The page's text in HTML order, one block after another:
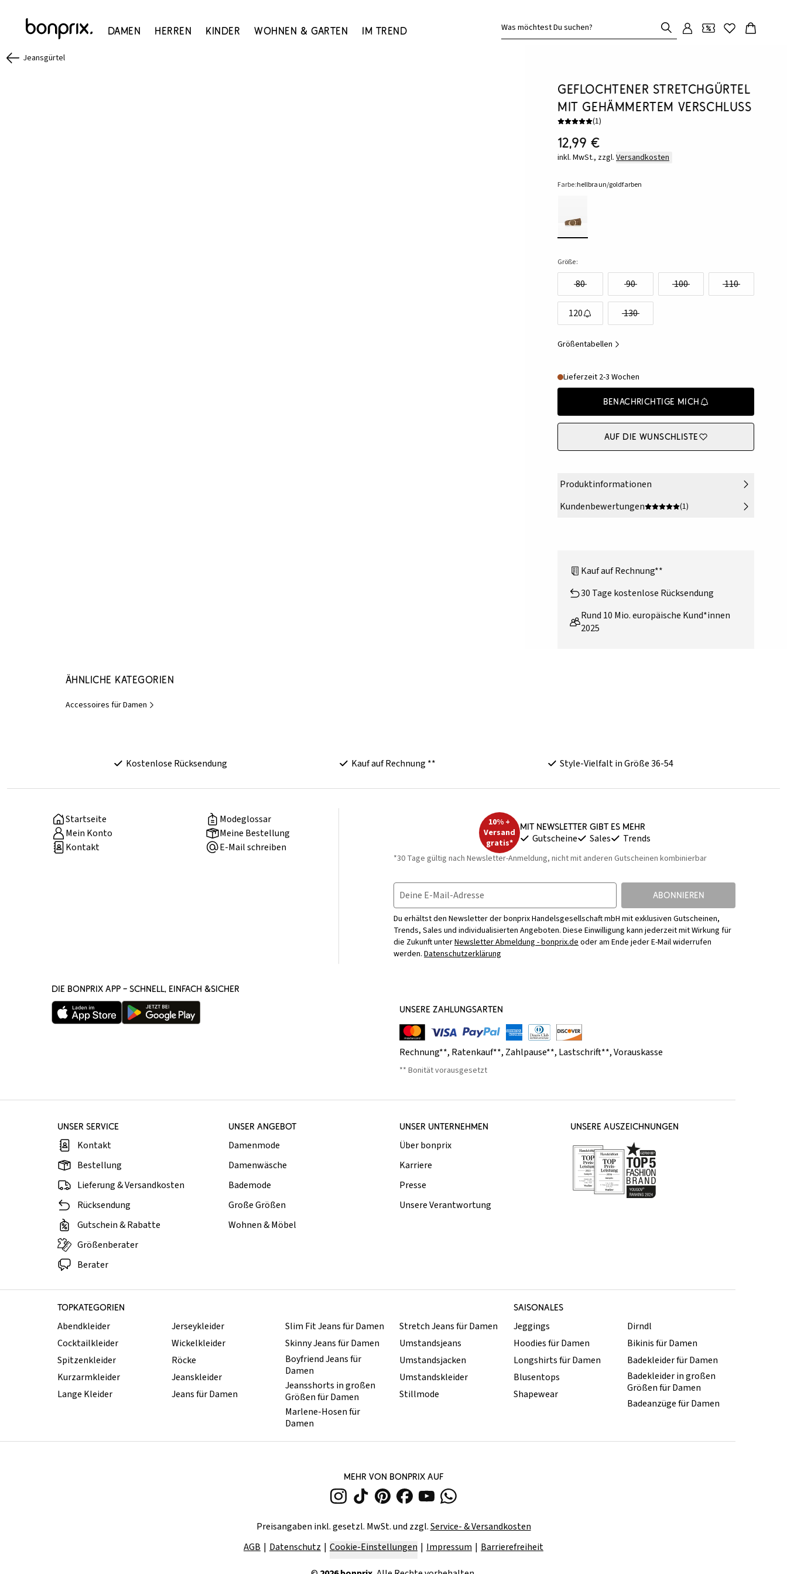
Damen Herren Kinder Wohnen & Garten Im Trend Was möchtest Du suchen?
Jeansgürtel
geflochtener Stretchgürtel
mit gehämmertem Verschluss
(1)
12,99 €
inkl. MwSt., zzgl. Versandkosten
Farbe:hellbraun/goldfarben
Größe:
80 90 100 110
120 130
Größentabellen
Lieferzeit 2-3 Wochen
Benachrichtige mich
Auf die Wunschliste
Produktinformationen
Kundenbewertungen
(1)
Kauf auf Rechnung**
30 Tage kostenlose Rücksendung
Rund 10 Mio. europäische Kund*innen
2025
Ähnliche Kategorien
Accessoires für Damen
Kostenlose Rücksendung Kauf auf Rechnung ** Style-Vielfalt in Größe 36-54
Startseite
Modeglossar
Mein Konto
Meine Bestellung
Kontakt
E-Mail schreiben
10% +
Versand
gratis*
Mit Newsletter gibt es mehr
Gutscheine Sales Trends
*30 Tage gültig nach Newsletter-Anmeldung, nicht mit anderen Gutscheinen kombinierbar
Deine E-Mail-Adresse ABONNIEREN
Du erhältst den Newsletter der bonprix Handelsgesellschaft mbH mit exklusiven Gutscheinen,
Trends, Sales und individualisierten Angeboten. Diese Einwilligung kann jederzeit mit Wirkung für
die Zukunft unterNewsletter Abmeldung - bonprix.deoder am Ende jeder E-Mail widerrufen
werden. Datenschutzerklärung
DIE BONPRIX APP – SCHNELL, EINFACH &SICHER
UNSERE ZAHLUNGSARTEN
Rechnung**, Ratenkauf**, Zahlpause**, Lastschrift**,Vorauskasse
** Bonität vorausgesetzt
UNSER SERVICE
Kontakt
Bestellung
Lieferung & Versandkosten
Rücksendung
Gutschein & Rabatte
Größenberater
Berater
UNSER ANGEBOT
Damenmode
Damenwäsche
Bademode
Große Größen
Wohnen & Möbel
UNSER UNTERNEHMEN
Über bonprix
Karriere
Presse
Unsere Verantwortung
UNSERE AUSZEICHNUNGEN
TOPKATEGORIEN SAISONALES
Abendkleider
Cocktailkleider
Spitzenkleider
Kurzarmkleider
Lange Kleider
Jerseykleider
Wickelkleider
Röcke
Jeanskleider
Jeans für Damen
Slim Fit Jeans für Damen
Skinny Jeans für Damen
Boyfriend Jeans für
Damen
Jeansshorts in großen
Größen für Damen
Marlene-Hosen für
Damen
Stretch Jeans für Damen
Umstandsjeans
Umstandsjacken
Umstandskleider
Stillmode
Jeggings
Hoodies für Damen
Longshirts für Damen
Blusentops
Shapewear
Dirndl
Bikinis für Damen
Badekleider für Damen
Badekleider in großen
Größen für Damen
Badeanzüge für Damen
MEHR VON BONPRIX AUF
Preisangaben inkl. gesetzl. MwSt. und zzgl.Service- & Versandkosten
AGB
Datenschutz Cookie-Einstellungen Impressum Barrierefreiheit